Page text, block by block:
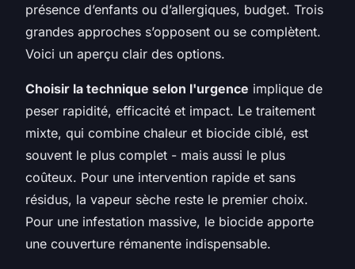
présence d’enfants ou d’allergiques, budget. Trois
grandes approches s’opposent ou se complètent.
Voici un aperçu clair des options.
Choisir la technique selon l'urgence implique de
peser rapidité, efficacité et impact. Le traitement
mixte, qui combine chaleur et biocide ciblé, est
souvent le plus complet - mais aussi le plus
coûteux. Pour une intervention rapide et sans
résidus, la vapeur sèche reste le premier choix.
Pour une infestation massive, le biocide apporte
une couverture rémanente indispensable.